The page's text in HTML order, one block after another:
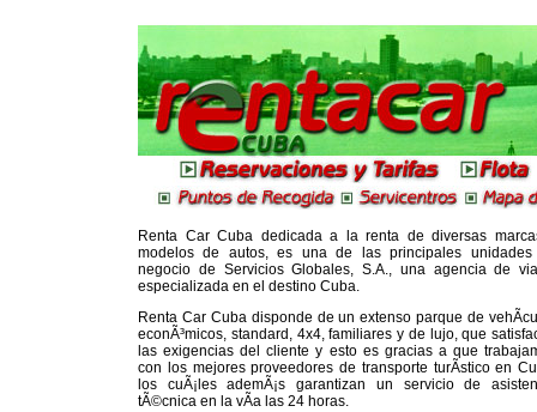
Renta Car Cuba dedicada a la renta de diversas
modelos de autos, es una de las principales unidades
negocio de Servicios Globales, S.A., una agencia de
especializada en el destino Cuba.
Renta Car Cuba disponde de un extenso parque de
econÃ³micos, standard, 4x4, familiares y de lujo, que
las exigencias del cliente y esto es gracias a que
con los mejores proveedores de transporte turÃ­stico en
los cuÃ¡les ademÃ¡s garantizan un servicio de
tÃ©cnica en la vÃ­a las 24 horas.